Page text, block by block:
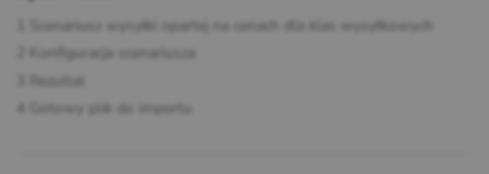
Scenariusz wysyłki opartej na cenach dla klas wysyłkowych
Konfiguracja scenariusza
Rezultat
Gotowy plik do importu